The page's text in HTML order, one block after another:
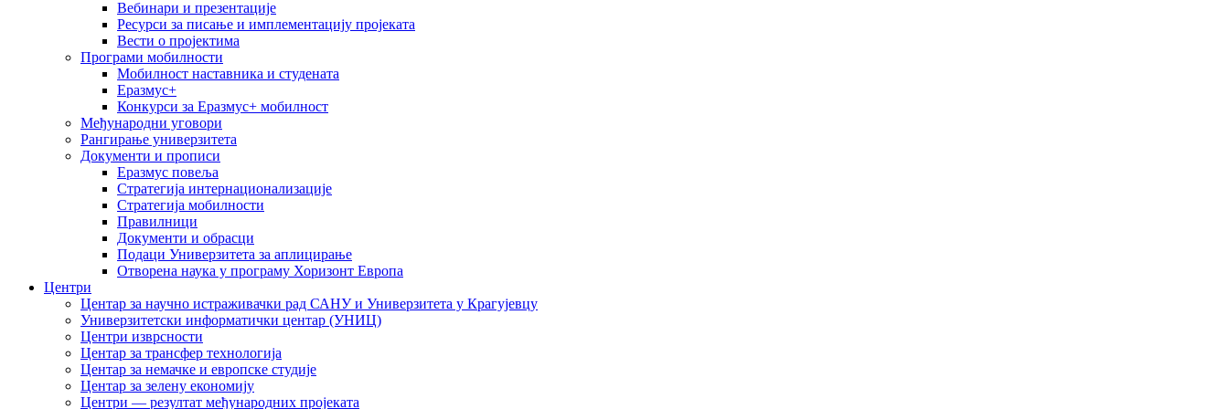
Вебинари и презентације
Ресурси за писање и имплементацију пројеката
Вести о пројектима
Програми мобилности
Мобилност наставника и студената
Еразмус+
Конкурси за Еразмус+ мобилност
Међународни уговори
Рангирање универзитета
Документи и прописи
Еразмус повеља
Стратегија интернационализације
Стратегија мобилности
Правилници
Документи и обрасци
Подаци Универзитета за аплицирање
Отворена наука у програму Хоризонт Европа
Центри
Центар за научно истраживачки рад САНУ и Универзитета у Крагујевцу
Универзитетски информатички центар (УНИЦ)
Центри изврсности
Центар за трансфер технологија
Центар за немачке и европске студије
Центар за зелену економију
Центри — резултат међународних пројеката